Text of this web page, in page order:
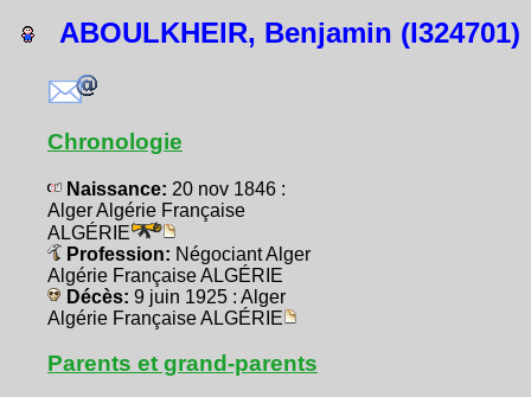
ABOULKHEIR, Benjamin (I324701)
Chronologie
Naissance: 20 nov 1846 :
Alger Algérie Française
ALGÉRIE
Profession: Négociant Alger
Algérie Française ALGÉRIE
Décès: 9 juin 1925 : Alger
Algérie Française ALGÉRIE
Parents et grand-parents